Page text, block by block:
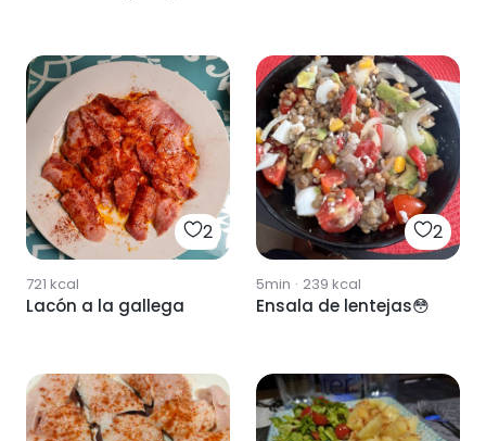
2
721 kcal
Lacón a la gallega
2
5min · 239 kcal
Ensala de lentejas😳